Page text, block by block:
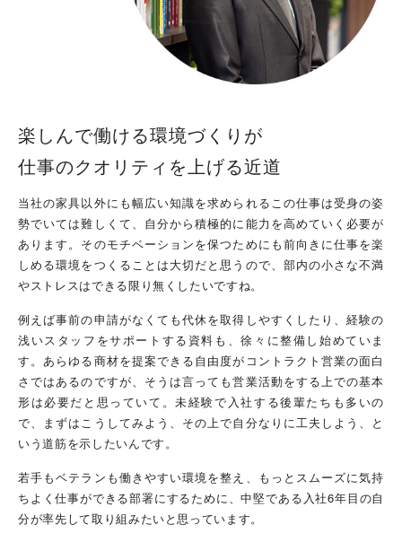
楽しんで働ける環境づくりが
仕事のクオリティを上げる近道
当社の家具以外にも幅広い知識を求められるこの仕事は受身の姿
勢でいては難しくて、自分から積極的に能力を高めていく必要が
あります。そのモチベーションを保つためにも前向きに仕事を楽
しめる環境をつくることは大切だと思うので、部内の小さな不満
やストレスはできる限り無くしたいですね。
例えば事前の申請がなくても代休を取得しやすくしたり、経験の
浅いスタッフをサポートする資料も、徐々に整備し始めていま
す。あらゆる商材を提案できる自由度がコントラクト営業の面白
さではあるのですが、そうは言っても営業活動をする上での基本
形は必要だと思っていて。未経験で入社する後輩たちも多いの
で、まずはこうしてみよう、その上で自分なりに工夫しよう、と
いう道筋を示したいんです。
若手もベテランも働きやすい環境を整え、もっとスムーズに気持
ちよく仕事ができる部署にするために、中堅である入社6年目の自
分が率先して取り組みたいと思っています。